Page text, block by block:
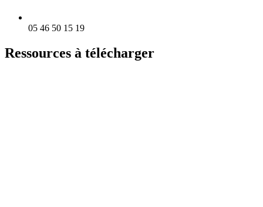
05 46 50 15 19
Ressources à télécharger